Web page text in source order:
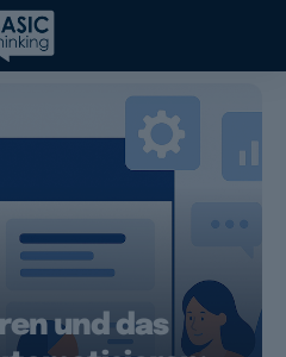
und das